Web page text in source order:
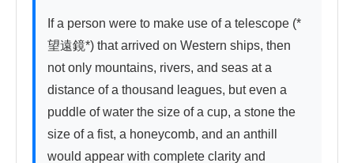
If a person were to make use of a telescope (*
望遠鏡*) that arrived on Western ships, then
not only mountains, rivers, and seas at a
distance of a thousand leagues, but even a
puddle of water the size of a cup, a stone the
size of a fist, a honeycomb, and an anthill
would appear with complete clarity and